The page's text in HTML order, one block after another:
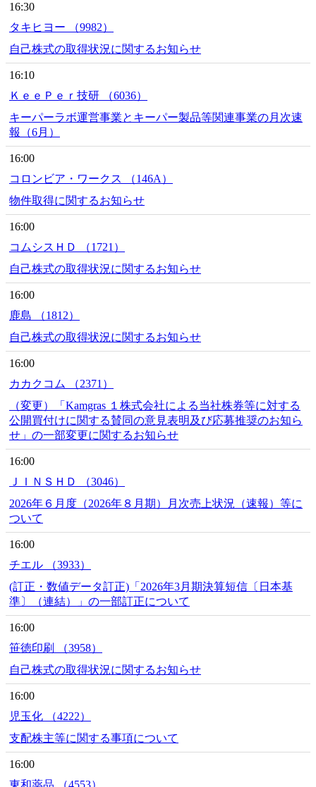
16:30
タキヒヨー （9982）
自己株式の取得状況に関するお知らせ
16:10
ＫｅｅＰｅｒ技研 （6036）
キーパーラボ運営事業とキーパー製品等関連事業の月次速
報（6月）
16:00
コロンビア・ワークス （146A）
物件取得に関するお知らせ
16:00
コムシスＨＤ （1721）
自己株式の取得状況に関するお知らせ
16:00
鹿島 （1812）
自己株式の取得状況に関するお知らせ
16:00
カカクコム （2371）
（変更）「Kamgras １株式会社による当社株券等に対する
公開買付けに関する賛同の意見表明及び応募推奨のお知ら
せ」の一部変更に関するお知らせ
16:00
ＪＩＮＳＨＤ （3046）
2026年６月度（2026年８月期）月次売上状況（速報）等に
ついて
16:00
チエル （3933）
(訂正・数値データ訂正)「2026年3月期決算短信〔日本基
準〕（連結）」の一部訂正について
16:00
笹徳印刷 （3958）
自己株式の取得状況に関するお知らせ
16:00
児玉化 （4222）
支配株主等に関する事項について
16:00